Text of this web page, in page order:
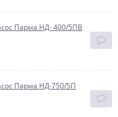
Парма НД- 400/5ПВ
Парма НД-750/5П